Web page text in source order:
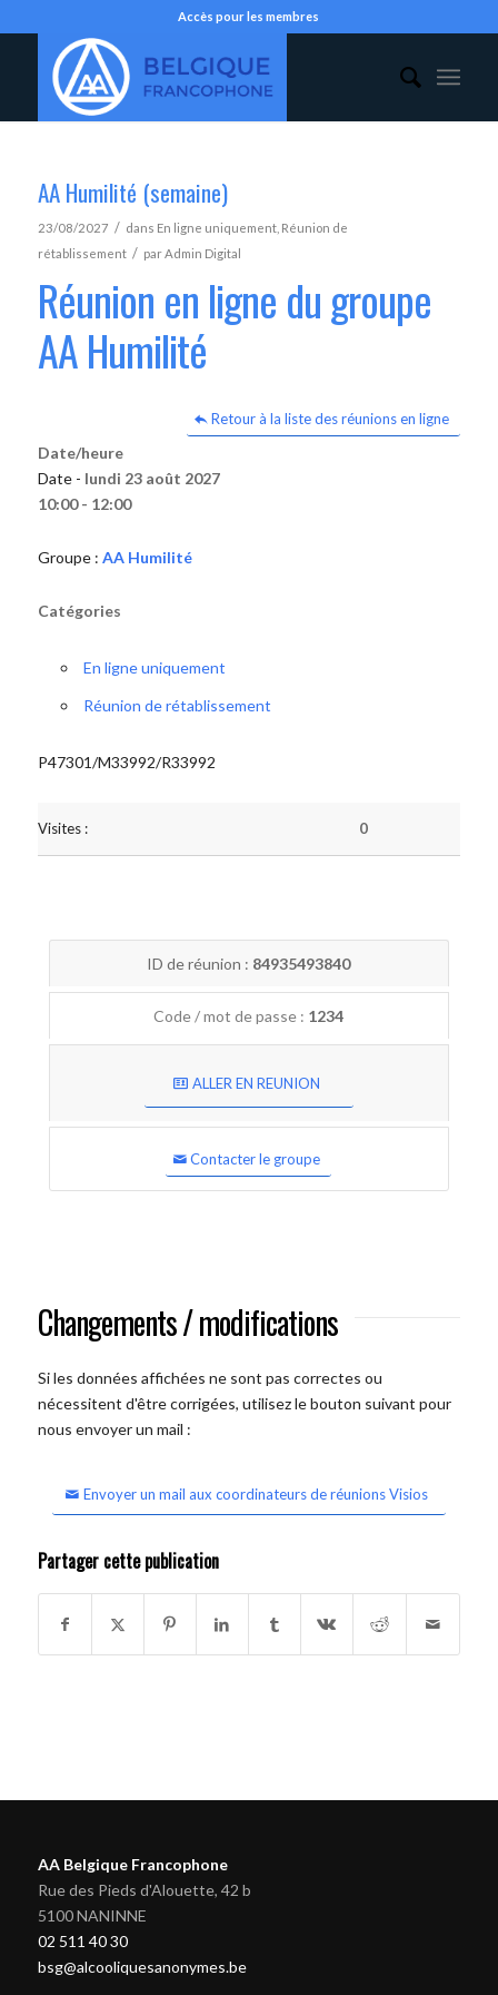
Accès pour les membres
AA Humilité (semaine)
23/08/2027 / dans En ligne uniquement, Réunion de
rétablissement / parAdmin Digital
Réunion en ligne du groupe
AA Humilité
Retour à la liste des réunions en ligne
Date/heure
Date - lundi 23 août 2027
10:00 - 12:00
Groupe : AA Humilité
Catégories
En ligne uniquement
Réunion de rétablissement
P47301/M33992/R33992
Visites : 0
ID de réunion : 84935493840
Code / mot de passe : 1234
ALLER EN REUNION
Contacter le groupe
Changements / modifications
Si les données affichées ne sont pas correctes ou
nécessitent d'être corrigées, utilisez le bouton suivant pour
nous envoyer un mail :
Envoyer un mail aux coordinateurs de réunions Visios
Partager cette publication
AA Belgique Francophone
Rue des Pieds d'Alouette, 42 b
5100 NANINNE
02 511 40 30
bsg@alcooliquesanonymes.be